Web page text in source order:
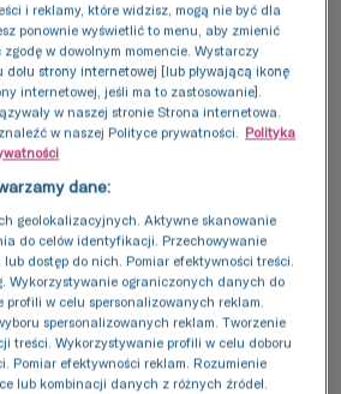
dużej ilości żółtego
który powstaje z
(barwnika
– erytrocytów).
i 60-70%
mieć problem z
dużej ilości bilirubiny,
życia, wątroba zaczyna
dobrze, by zniwelować
i reklamy, które widzisz, mogą nie być dla
ponownie wyświetlić to menu, aby zmienić
w dowolnym momencie. Wystarczy
strony internetowej [lub pływającą ikonę
internetowej, jeśli ma to zastosowanie].
w naszej stronie Strona internetowa.
w naszej Polityce prywatności. Polityka
dane:
geolokalizacyjnych. Aktywne skanowanie
do celów identyfikacji. Przechowywanie
dostęp do nich. Pomiar efektywności treści.
Wykorzystywanie ograniczonych danych do
profili w celu spersonalizowanych reklam.
spersonalizowanych reklam. Tworzenie
treści. Wykorzystywanie profili w celu doboru
Pomiar efektywności reklam. Rozumienie
lub kombinacji danych z różnych źródeł.